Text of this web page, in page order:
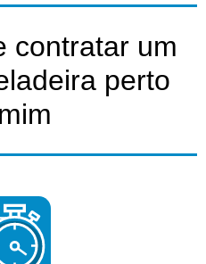
contratar um
perto